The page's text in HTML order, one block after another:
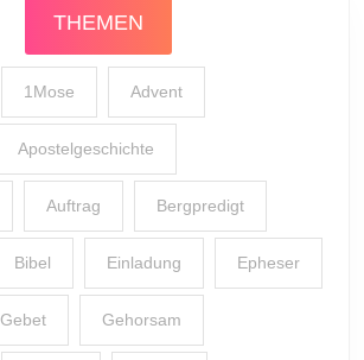
THEMEN
1Mose Advent
Apostelgeschichte
Auftrag Bergpredigt
Bibel Einladung Epheser
Gebet Gehorsam